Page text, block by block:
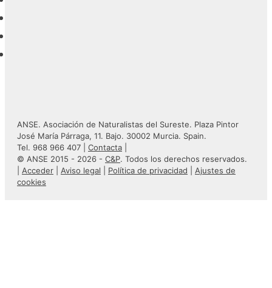
ANSE. Asociación de Naturalistas del Sureste. Plaza Pintor
José María Párraga, 11. Bajo. 30002 Murcia. Spain.
Tel. 968 966 407 | Contacta
© ANSE 2015 - 2026 - C&P. Todos los derechos reservados.
Acceder Aviso legal Política de privacidad
Ajustes de
cookies